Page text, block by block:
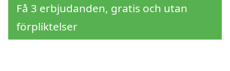
Få 3 erbjudanden, gratis och utan
förpliktelser